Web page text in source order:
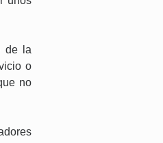
de la
o
no